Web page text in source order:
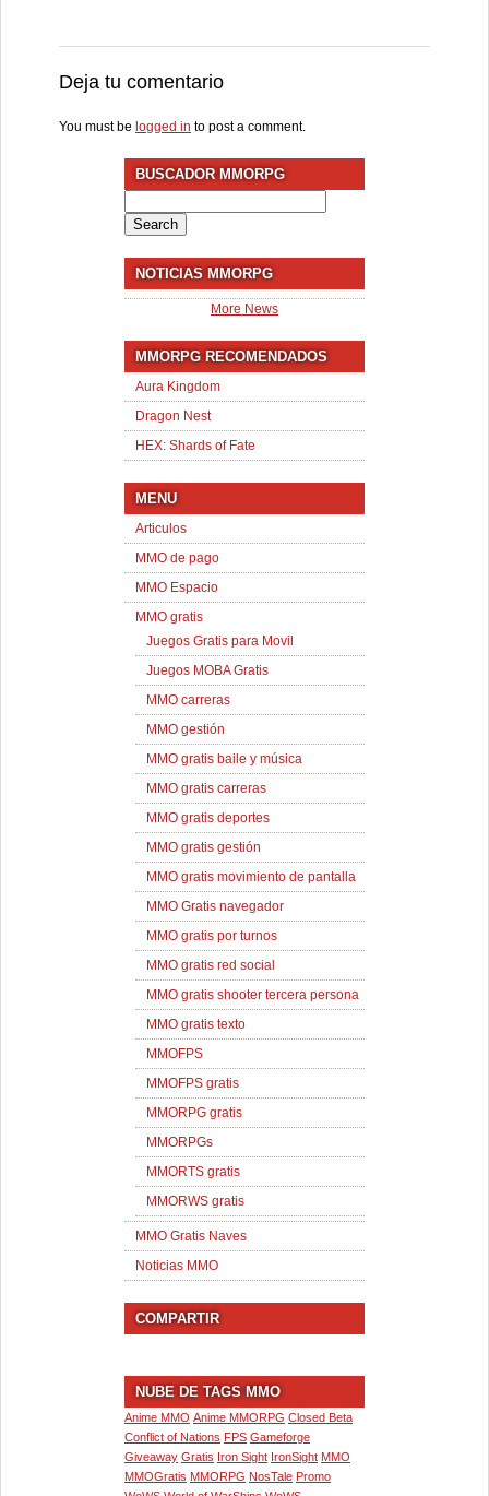
Deja tu comentario
You must be logged in to post a comment.
BUSCADOR MMORPG
for:
NOTICIAS MMORPG
More News
MMORPG RECOMENDADOS
Aura Kingdom
Dragon Nest
HEX: Shards of Fate
MENU
Articulos
MMO de pago
MMO Espacio
MMO gratis
Juegos Gratis para Movil
Juegos MOBA Gratis
MMO carreras
MMO gestión
MMO gratis baile y música
MMO gratis carreras
MMO gratis deportes
MMO gratis gestión
MMO gratis movimiento de pantalla
MMO Gratis navegador
MMO gratis por turnos
MMO gratis red social
MMO gratis shooter tercera persona
MMO gratis texto
MMOFPS
MMOFPS gratis
MMORPG gratis
MMORPGs
MMORTS gratis
MMORWS gratis
MMO Gratis Naves
Noticias MMO
COMPARTIR
NUBE DE TAGS MMO
Anime MMO Anime MMORPG Closed Beta
Conflict of Nations FPS Gameforge
Giveaway Gratis Iron Sight IronSight MMO
MMOGratis MMORPG NosTale Promo